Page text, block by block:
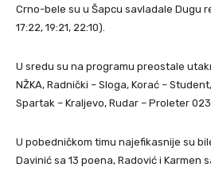
Crno-bele su u Šapcu savladale Dugu
17:22, 19:21, 22:10).
U sredu su na programu preostale
NŽKA, Radnički – Sloga, Korać –
Spartak – Kraljevo, Rudar – Proleter
U pobedničkom timu najefikasnije su
Davinić sa 13 poena, Radović i Karmen